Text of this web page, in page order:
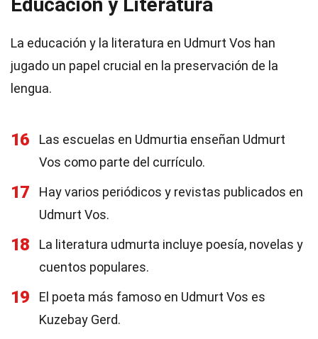
La educación y la literatura en Udmurt Vos han
jugado un papel crucial en la preservación de la
lengua.
16
Las escuelas en Udmurtia enseñan Udmurt
Vos como parte del currículo.
17
Hay varios periódicos y revistas publicados en
Udmurt Vos.
18
La literatura udmurta incluye poesía, novelas y
cuentos populares.
19
El poeta más famoso en Udmurt Vos es
Kuzebay Gerd.